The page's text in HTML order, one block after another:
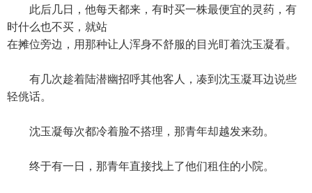
此后几日，他每天都来，有时买一株最便宜的灵药，有
时什么也不买，就站
在摊位旁边，用那种让人浑身不舒服的目光盯着沈玉凝看。
有几次趁着陆潜幽招呼其他客人，凑到沈玉凝耳边说些
轻佻话。
沈玉凝每次都冷着脸不搭理，那青年却越发来劲。
终于有一日，那青年直接找上了他们租住的小院。